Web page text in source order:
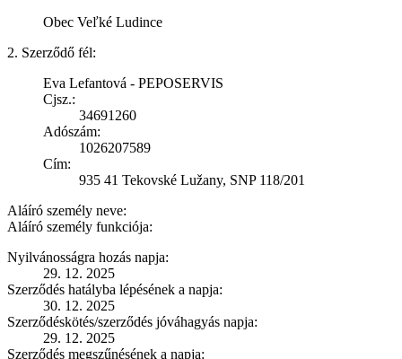
Obec Veľké Ludince
2. Szerződő fél:
Eva Lefantová - PEPOSERVIS
Cjsz.:
34691260
Adószám:
1026207589
Cím:
935 41 Tekovské Lužany, SNP 118/201
Aláíró személy neve:
Aláíró személy funkciója:
Nyilvánosságra hozás napja:
29. 12. 2025
Szerződés hatályba lépésének a napja:
30. 12. 2025
Szerződéskötés/szerződés jóváhagyás napja:
29. 12. 2025
Szerződés megszűnésének a napja: